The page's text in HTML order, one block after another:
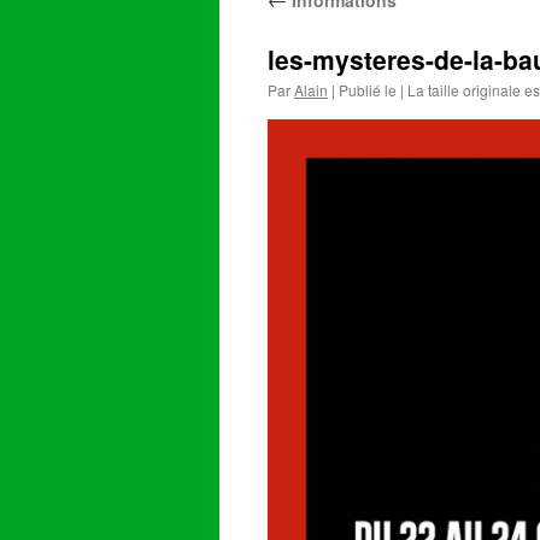
les-mysteres-de-la-
ParAlain | Publié le | La taille originale